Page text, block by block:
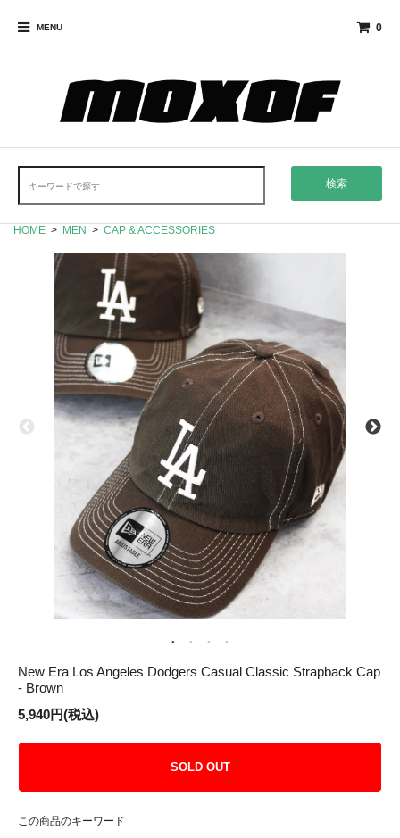
MENU 0
検索
HOME > MEN > CAP & ACCESSORIES
New Era Los Angeles Dodgers Casual Classic Strapback Cap
- Brown
5,940円(税込)
SOLD OUT
この商品のキーワード